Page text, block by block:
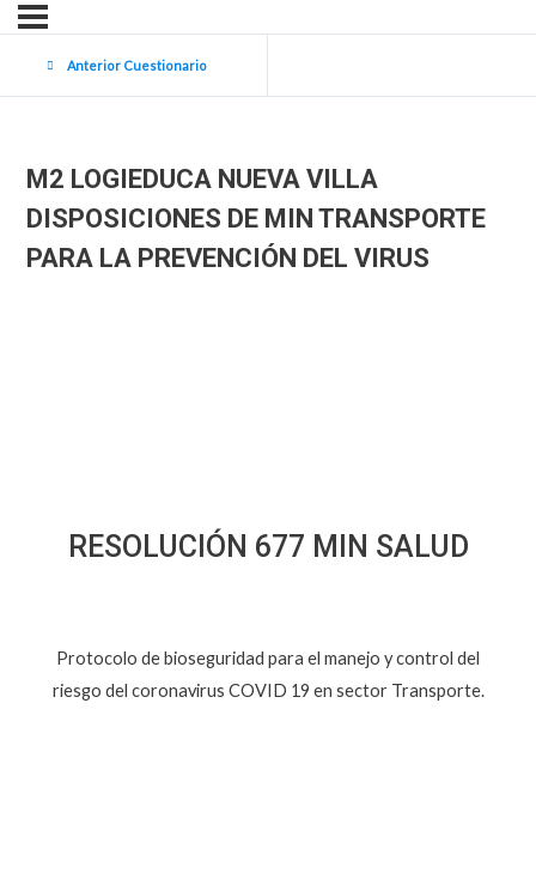
Anterior Cuestionario
M2 LOGIEDUCA NUEVA VILLA
DISPOSICIONES DE MIN TRANSPORTE
PARA LA PREVENCIÓN DEL VIRUS
RESOLUCIÓN 677 MIN SALUD
Protocolo de bioseguridad para el manejo y control del
riesgo del coronavirus COVID 19 en sector Transporte.